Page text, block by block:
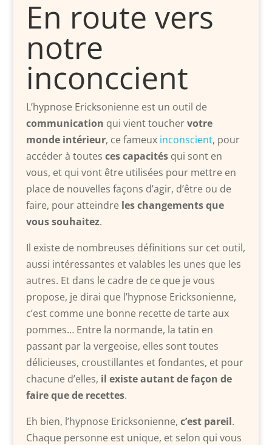
En route vers
notre
inconccient
L’hypnose Ericksonienne est un outil de
communication qui vient touchervotre
monde intérieur, ce fameux inconscient, pour
accéder à toutes ces capacitésqui sont en
vous, et qui vont être utilisées pour mettre en
place de nouvelles façons d’agir, d’être ou de
faire, pour atteindre les changements que
vous souhaitez.
Il existe de nombreuses définitions sur cet outil,
aussi intéressantes et valables les unes que les
autres. Et dans le cadre de ce que je vous
propose, je dirai que l’hypnose Ericksonienne,
c’est comme une bonne recette de tarte aux
pommes… Entre la normande, la tatin en
passant par la vergeoise, elles sont toutes
délicieuses, croustillantes et fondantes, et pour
chacune d’elles, il existe autant de façon de
faire que de recettes.
Eh bien, l’hypnose Ericksonienne, c’est pareil.
Chaque personne est unique, et selon qui vous